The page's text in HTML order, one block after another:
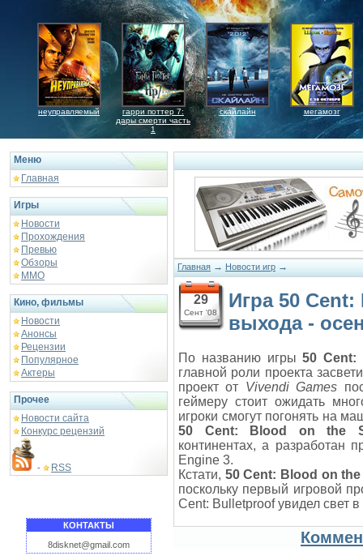
неуправляемый
гарри поттер 7:
дары смерти часть
1
скайлайн мегамозг
Меню
Главная
Игры
Новости
Прохождения
Превью
Обзоры
ММО
Кино, фильмы
Новости
Анонсы
Рецензии
Популярное
Актеры
Прочее
Новости сайта
Конкурс рецензий
- RSS
КОНТАКТЫ
8disknet@gmail.com
Главная → Новости игр →
29
Сент '08
Игра 50
выхода -
По названию игры50 Cent:
главной роли проекта
проект от Vivendi Games
геймеру стоит ожидать
игроки смогут погонять на
50 Cent: Blood on the
континентах, а разработан
Engine 3.
Кстати, 50 Cent: Blood on
поскольку первый игровой
Cent: Bulletproof увидел свет в